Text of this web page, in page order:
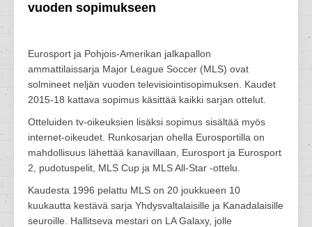
vuoden sopimukseen
Eurosport ja Pohjois-Amerikan jalkapallon
ammattilaissarja Major League Soccer (MLS) ovat
solmineet neljän vuoden televisiointisopimuksen. Kaudet
2015-18 kattava sopimus käsittää kaikki sarjan ottelut.
Otteluiden tv-oikeuksien lisäksi sopimus sisältää myös
internet-oikeudet. Runkosarjan ohella Eurosportilla on
mahdollisuus lähettää kanavillaan, Eurosport ja Eurosport
2, pudotuspelit, MLS Cup ja MLS All-Star -ottelu.
Kaudesta 1996 pelattu MLS on 20 joukkueen 10
kuukautta kestävä sarja Yhdysvaltalaisille ja Kanadalaisille
seuroille. Hallitseva mestari on LA Galaxy, jolle